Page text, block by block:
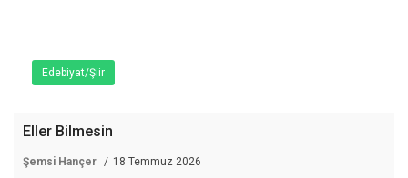
Edebiyat/Şiir
Eller Bilmesin
Şemsi Hançer 18 Temmuz 2026